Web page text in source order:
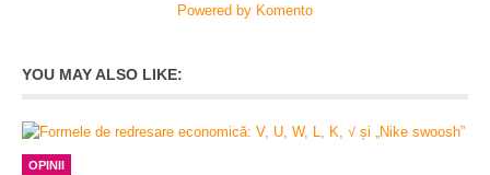
Powered by Komento
YOU MAY ALSO LIKE:
OPINII